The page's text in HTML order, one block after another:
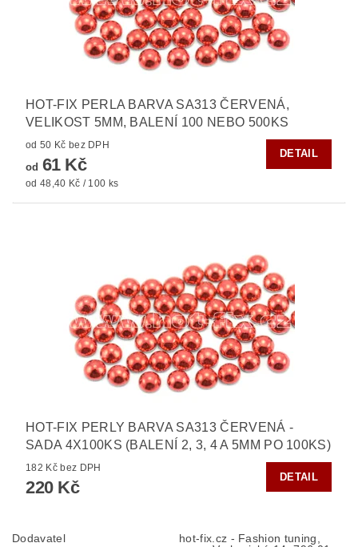
HOT-FIX PERLA BARVA SA313 ČERVENÁ,
VELIKOST 5MM, BALENÍ 100 NEBO 500KS
od 50 Kč bez DPH
od 61 Kč
od 48,40 Kč / 100 ks
DETAIL
HOT-FIX PERLY BARVA SA313 ČERVENÁ -
SADA 4X100KS (BALENÍ 2, 3, 4 A 5MM PO 100KS)
182 Kč bez DPH
220 Kč
DETAIL
Dodavatel
hot-fix.cz - Fashion tuning,